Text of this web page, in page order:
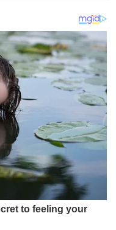
izgovara! (VIDEO